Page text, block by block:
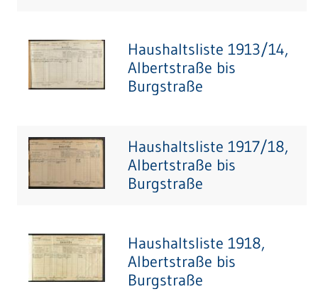
Haushaltsliste 1913/14,
Albertstraße bis
Burgstraße
Haushaltsliste 1917/18,
Albertstraße bis
Burgstraße
Haushaltsliste 1918,
Albertstraße bis
Burgstraße